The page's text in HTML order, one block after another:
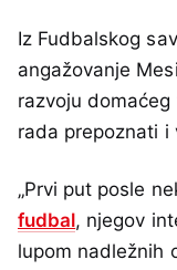
Iz Fudbalskog
angažovanje
razvoju
rada prepoznati i
„Prvi put posle
fudbal, njegov
lupom nadležnih